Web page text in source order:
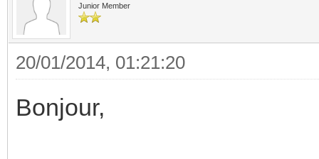
Junior Member
20/01/2014, 01:21:20
Bonjour,